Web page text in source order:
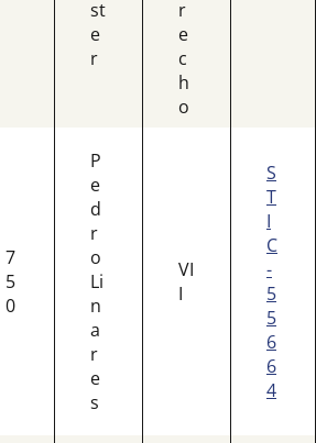
st
e
r
r
e
c
h
o
7
5
0
P
e
d
r
o
Li
n
a
r
e
s
VI
I
S
T
I
C
-
5
5
6
6
4